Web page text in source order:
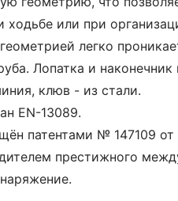
или при
легко
Лопатка и
клюв - из стали.
EN-13089.
патентами № 147109
престижного